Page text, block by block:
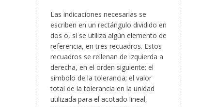
Las indicaciones necesarias se
escriben en un rectángulo dividido en
dos o, si se utiliza algún elemento de
referencia, en tres recuadros. Estos
recuadros se rellenan de izquierda a
derecha, en el orden siguiente: el
símbolo de la tolerancia; el valor
total de la tolerancia en la unidad
utilizada para el acotado lineal,